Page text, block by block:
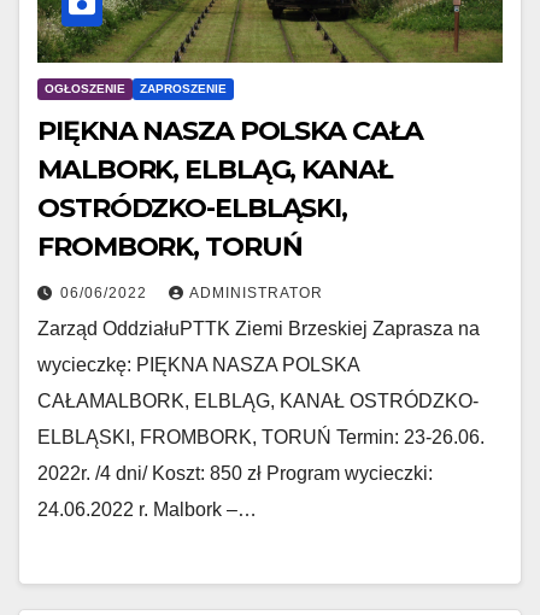
OGŁOSZENIE ZAPROSZENIE
PIĘKNA NASZA POLSKA CAŁA
MALBORK, ELBLĄG, KANAŁ
OSTRÓDZKO-ELBLĄSKI,
FROMBORK, TORUŃ
06/06/2022 ADMINISTRATOR
Zarząd OddziałuPTTK Ziemi Brzeskiej Zaprasza na
wycieczkę: PIĘKNA NASZA POLSKA
CAŁAMALBORK, ELBLĄG, KANAŁ OSTRÓDZKO-
ELBLĄSKI, FROMBORK, TORUŃ Termin: 23-26.06.
2022r. /4 dni/ Koszt: 850 zł Program wycieczki:
24.06.2022 r. Malbork –…